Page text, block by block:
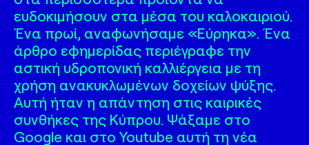
ευδοκιμήσουν στα μέσα του καλοκαιριού.
Ένα πρωί, αναφωνήσαμε «Εύρηκα». Ένα
άρθρο εφημερίδας περιέγραφε την
αστική υδροπονική καλλιέργεια με τη
χρήση ανακυκλωμένων δοχείων ψύξης.
Αυτή ήταν η απάντηση στις καιρικές
συνθήκες της Κύπρου. Ψάξαμε στο
Google και στο Youtube αυτή τη νέα